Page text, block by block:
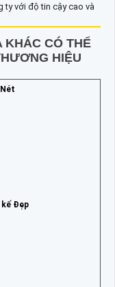
ty với độ tin cậy cao và
KHÁC CÓ THỂ
HIỆU
kế Đẹp